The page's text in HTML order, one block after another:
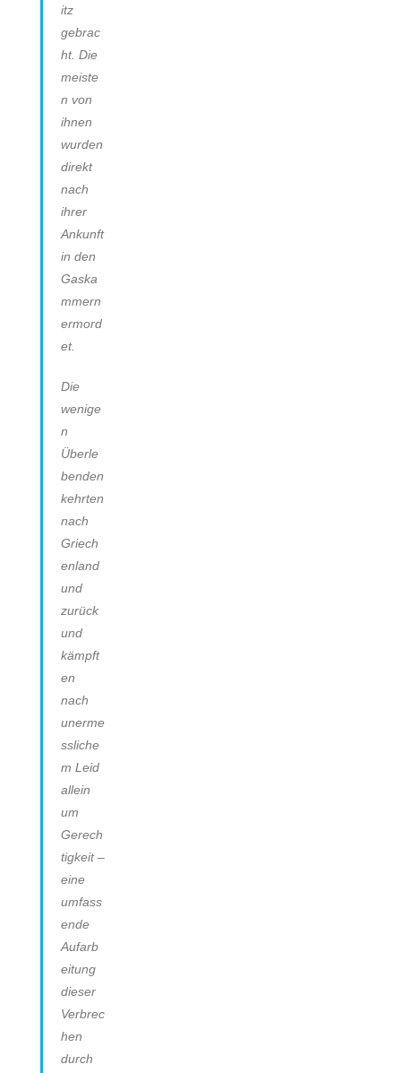
itz
gebrac
ht. Die
meiste
n von
ihnen
wurden
direkt
nach
ihrer
Ankunft
in den
Gaska
mmern
ermord
et.
Die
wenige
n
Überle
benden
kehrten
nach
Griech
enland
und
zurück
und
kämpft
en
nach
unerme
ssliche
m Leid
allein
um
Gerech
tigkeit –
eine
umfass
ende
Aufarb
eitung
dieser
Verbrec
hen
durch